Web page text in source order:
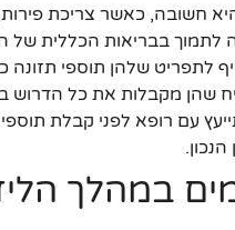
חשובה, כאשר צריכת
לתמוך בבריאות הכללית של
לתפריט שלהן תוספי תזונה
שהן מקבלות את כל הדרוש
עם רופא לפני קבלת
במהלך